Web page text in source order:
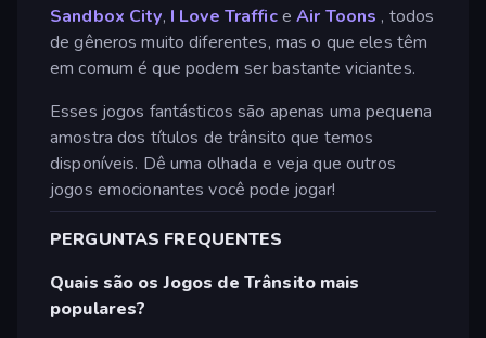
Sandbox City, I Love TrafficeAir Toons , todos
de gêneros muito diferentes, mas o que eles têm
em comum é que podem ser bastante viciantes.
Esses jogos fantásticos são apenas uma pequena
amostra dos títulos de trânsito que temos
disponíveis. Dê uma olhada e veja que outros
jogos emocionantes você pode jogar!
PERGUNTAS FREQUENTES
Quais são os Jogos de Trânsito mais
populares?